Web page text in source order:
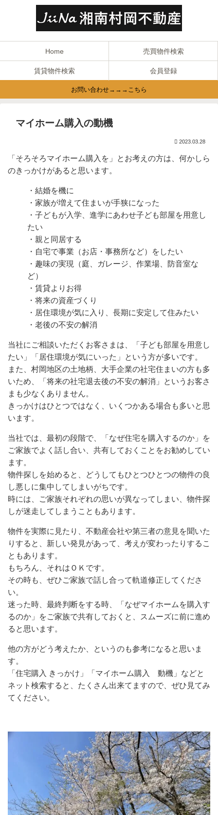
Home 売買物件検索
賃貸物件検索 会員登録
お問い合わせ→→→こちら
マイホーム購入の動機
2023.03.28
「そろそろマイホーム購入を」とお考えの方は、何かしら
のきっかけがあると思います。
・結婚を機に
・家族が増えて住まいが手狭になった
・子どもが入学、進学にあわせ子ども部屋を用意し
たい
・親と同居する
・自宅で事業（お店・事務所など）をしたい
・趣味の実現（庭、ガレージ、作業場、防音室な
ど）
・賃貸よりお得
・将来の資産づくり
・居住環境が気に入り、長期に安定して住みたい
・老後の不安の解消
当社にご相談いただくお客さまは、「子ども部屋を用意し
たい」「居住環境が気にいった」という方が多いです。
また、村岡地区の土地柄、大手企業の社宅住まいの方も多
いため、「将来の社宅退去後の不安の解消」というお客さ
まも少なくありません。
きっかけはひとつではなく、いくつかある場合も多いと思
います。
当社では、最初の段階で、「なぜ住宅を購入するのか」を
ご家族でよく話し合い、共有しておくことをお勧めしてい
ます。
物件探しを始めると、どうしてもひとつひとつの物件の良
し悪しに集中してしまいがちです。
時には、ご家族それぞれの思いが異なってしまい、物件探
しが迷走してしまうこともあります。
物件を実際に見たり、不動産会社や第三者の意見を聞いた
りすると、新しい発見があって、考えが変わったりするこ
ともあります。
もちろん、それはＯＫです。
その時も、ぜひご家族で話し合って軌道修正してくださ
い。
迷った時、最終判断をする時、「なぜマイホームを購入す
るのか」をご家族で共有しておくと、スムーズに前に進め
ると思います。
他の方がどう考えたか、というのも参考になると思いま
す。
「住宅購入 きっかけ」「マイホーム購入 動機」などと
ネット検索すると、たくさん出来てますので、ぜひ見てみ
てください。